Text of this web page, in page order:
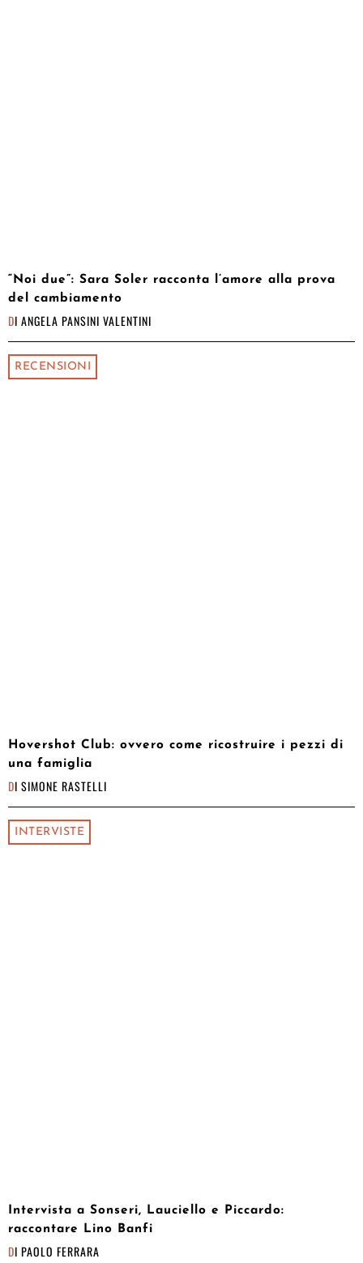
“Noi due”: Sara Soler racconta l’amore alla prova
del cambiamento
DI ANGELA PANSINI VALENTINI
RECENSIONI
Hovershot Club: ovvero come ricostruire i pezzi di
una famiglia
DI SIMONE RASTELLI
INTERVISTE
Intervista a Sonseri, Lauciello e Piccardo:
raccontare Lino Banfi
DI PAOLO FERRARA